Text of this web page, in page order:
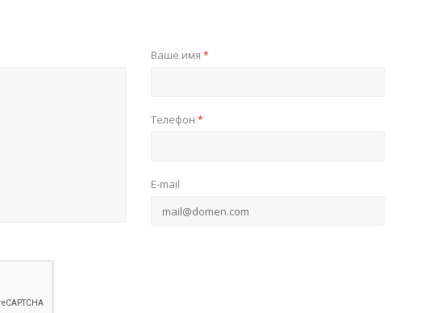
Ваше имя *
Телефон *
E-mail